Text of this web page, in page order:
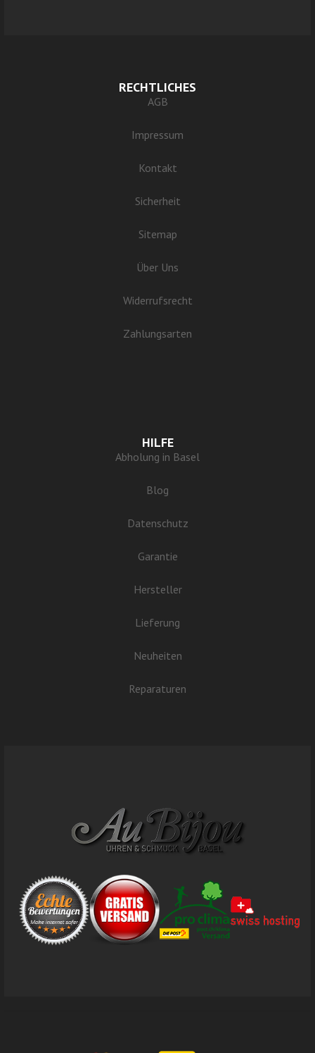
RECHTLICHES
AGB
Impressum
Kontakt
Sicherheit
Sitemap
Über Uns
Widerrufsrecht
Zahlungsarten
HILFE
Abholung in Basel
Blog
Datenschutz
Garantie
Hersteller
Lieferung
Neuheiten
Reparaturen